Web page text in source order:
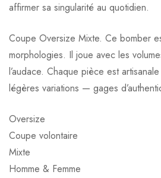
affirmer sa singularité au quotidien.
Coupe Oversize Mixte. Ce bomber
morphologies. Il joue avec les
l’audace. Chaque pièce est
légères variations — gages
Oversize
Coupe volontaire
Mixte
Homme & Femme